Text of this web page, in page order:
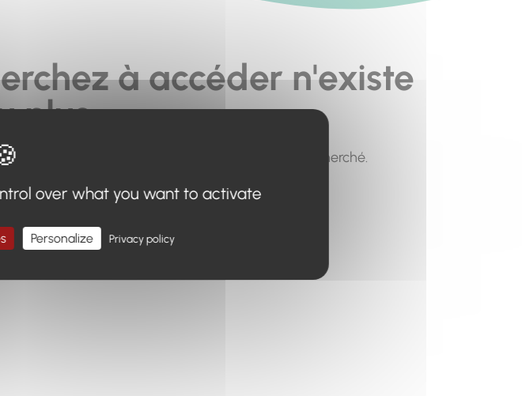
à accéder n'existe
plus.
ou à utiliser le menu pour trouver le contenu recherché.
over what you want to activate
Personalize Privacy policy